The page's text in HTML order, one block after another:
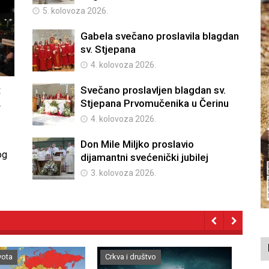
i 20.
5. kolovoza 2026.
Gabela svečano proslavila blagdan
sv. Stjepana
4. kolovoza 2026.
Svečano proslavljen blagdan sv.
Stjepana Prvomučenika u Čerinu
4. kolovoza 2026.
Don Mile Miljko proslavio
dijamantni svećenički jubilej
3. kolovoza 2026.
Crkva i društvo